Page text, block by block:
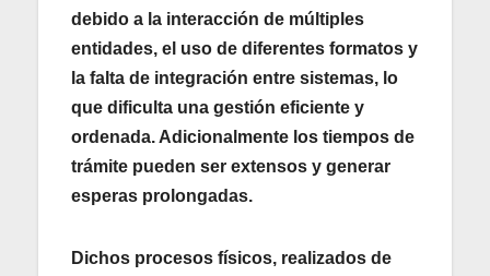
debido a la interacción de múltiples
entidades, el uso de diferentes formatos y
la falta de integración entre sistemas, lo
que dificulta una gestión eficiente y
ordenada. Adicionalmente los tiempos de
trámite pueden ser extensos y generar
esperas prolongadas.
Dichos procesos físicos, realizados de